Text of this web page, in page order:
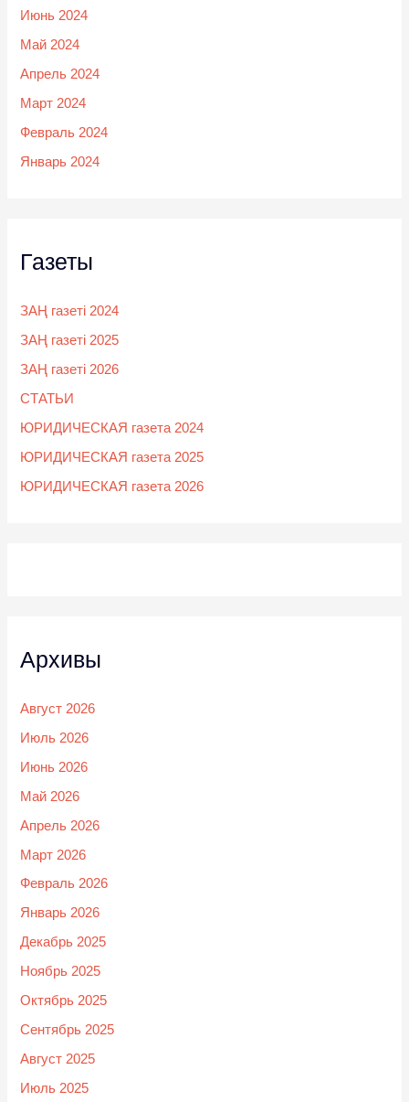
Июнь 2024
Май 2024
Апрель 2024
Март 2024
Февраль 2024
Январь 2024
Газеты
ЗАҢ газеті 2024
ЗАҢ газеті 2025
ЗАҢ газеті 2026
СТАТЬИ
ЮРИДИЧЕСКАЯ газета 2024
ЮРИДИЧЕСКАЯ газета 2025
ЮРИДИЧЕСКАЯ газета 2026
Архивы
Август 2026
Июль 2026
Июнь 2026
Май 2026
Апрель 2026
Март 2026
Февраль 2026
Январь 2026
Декабрь 2025
Ноябрь 2025
Октябрь 2025
Сентябрь 2025
Август 2025
Июль 2025